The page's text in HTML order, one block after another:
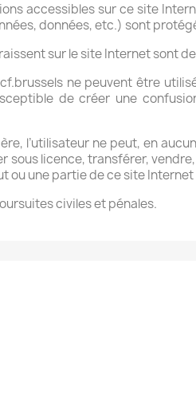
accessibles sur ce site
données, etc.) sont
sur le site Internet sont
ne peuvent être
de créer une
l’utilisateur ne peut, en
licence, transférer,
ou une partie de ce site
civiles et pénales.